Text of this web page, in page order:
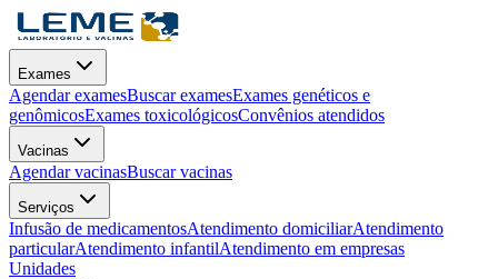
Exames
Agendar examesBuscar examesExames genéticos e
genômicosExames toxicológicosConvênios atendidos
Vacinas
Agendar vacinasBuscar vacinas
Serviços
Infusão de medicamentosAtendimento domiciliarAtendimento
particularAtendimento infantilAtendimento em empresas
Unidades